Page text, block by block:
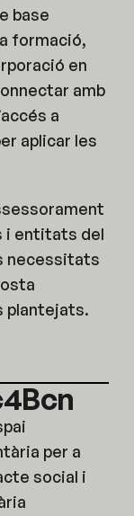
base
formació,
en
amb
a
aplicar les
i entitats del
necessitats
plantejats.
per a
social i